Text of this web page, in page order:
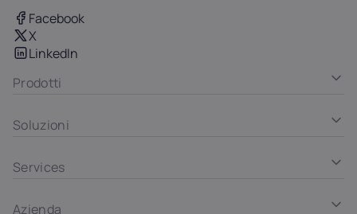
Facebook
X
LinkedIn
Prodotti
Soluzioni
Services
Azienda